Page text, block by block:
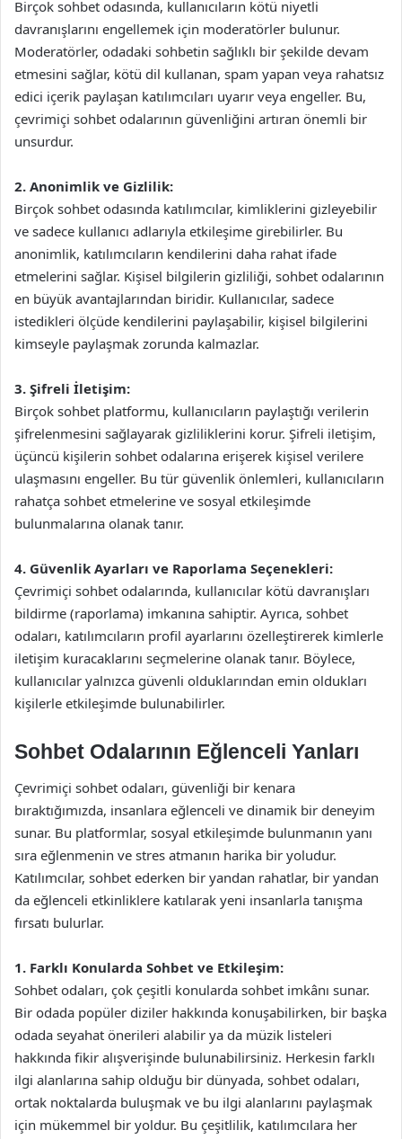
Birçok sohbet odasında, kullanıcıların kötü niyetli
davranışlarını engellemek için moderatörler bulunur.
Moderatörler, odadaki sohbetin sağlıklı bir şekilde devam
etmesini sağlar, kötü dil kullanan, spam yapan veya rahatsız
edici içerik paylaşan katılımcıları uyarır veya engeller. Bu,
çevrimiçi sohbet odalarının güvenliğini artıran önemli bir
unsurdur.
2. Anonimlik ve Gizlilik:
Birçok sohbet odasında katılımcılar, kimliklerini gizleyebilir
ve sadece kullanıcı adlarıyla etkileşime girebilirler. Bu
anonimlik, katılımcıların kendilerini daha rahat ifade
etmelerini sağlar. Kişisel bilgilerin gizliliği, sohbet odalarının
en büyük avantajlarından biridir. Kullanıcılar, sadece
istedikleri ölçüde kendilerini paylaşabilir, kişisel bilgilerini
kimseyle paylaşmak zorunda kalmazlar.
3. Şifreli İletişim:
Birçok sohbet platformu, kullanıcıların paylaştığı verilerin
şifrelenmesini sağlayarak gizliliklerini korur. Şifreli iletişim,
üçüncü kişilerin sohbet odalarına erişerek kişisel verilere
ulaşmasını engeller. Bu tür güvenlik önlemleri, kullanıcıların
rahatça sohbet etmelerine ve sosyal etkileşimde
bulunmalarına olanak tanır.
4. Güvenlik Ayarları ve Raporlama Seçenekleri:
Çevrimiçi sohbet odalarında, kullanıcılar kötü davranışları
bildirme (raporlama) imkanına sahiptir. Ayrıca, sohbet
odaları, katılımcıların profil ayarlarını özelleştirerek kimlerle
iletişim kuracaklarını seçmelerine olanak tanır. Böylece,
kullanıcılar yalnızca güvenli olduklarından emin oldukları
kişilerle etkileşimde bulunabilirler.
Sohbet Odalarının Eğlenceli Yanları
Çevrimiçi sohbet odaları, güvenliği bir kenara
bıraktığımızda, insanlara eğlenceli ve dinamik bir deneyim
sunar. Bu platformlar, sosyal etkileşimde bulunmanın yanı
sıra eğlenmenin ve stres atmanın harika bir yoludur.
Katılımcılar, sohbet ederken bir yandan rahatlar, bir yandan
da eğlenceli etkinliklere katılarak yeni insanlarla tanışma
fırsatı bulurlar.
1. Farklı Konularda Sohbet ve Etkileşim:
Sohbet odaları, çok çeşitli konularda sohbet imkânı sunar.
Bir odada popüler diziler hakkında konuşabilirken, bir başka
odada seyahat önerileri alabilir ya da müzik listeleri
hakkında fikir alışverişinde bulunabilirsiniz. Herkesin farklı
ilgi alanlarına sahip olduğu bir dünyada, sohbet odaları,
ortak noktalarda buluşmak ve bu ilgi alanlarını paylaşmak
için mükemmel bir yoldur. Bu çeşitlilik, katılımcılara her